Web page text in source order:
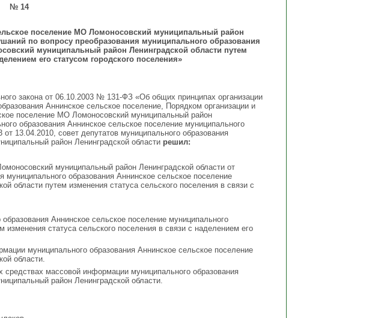
поселение МО Ломоносовский муниципальный район
по вопросу преобразования муниципального образования
муниципальный район Ленинградской области путем
его статусом городского поселения»
закона от 06.10.2003 № 131-ФЗ «Об общих принципах организации
Аннинское сельское поселение, Порядком организации и
поселение МО Ломоносовский муниципальный район
образования Аннинское сельское поселение муниципального
13.04.2010, совет депутатов муниципального образования
район Ленинградской области решил:
муниципальный район Ленинградской области от
образования Аннинское сельское поселение
области путем изменения статуса сельского поселения в связи с
Аннинское сельское поселение муниципального
статуса сельского поселения в связи с наделением его
муниципального образования Аннинское сельское поселение
области.
массовой информации муниципального образования
район Ленинградской области.